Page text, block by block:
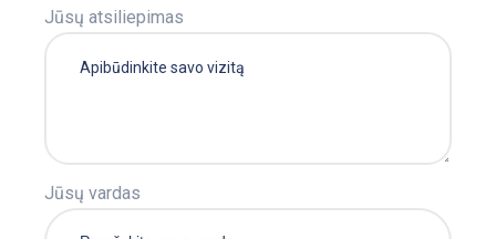
Jūsų atsiliepimas
Jūsų vardas